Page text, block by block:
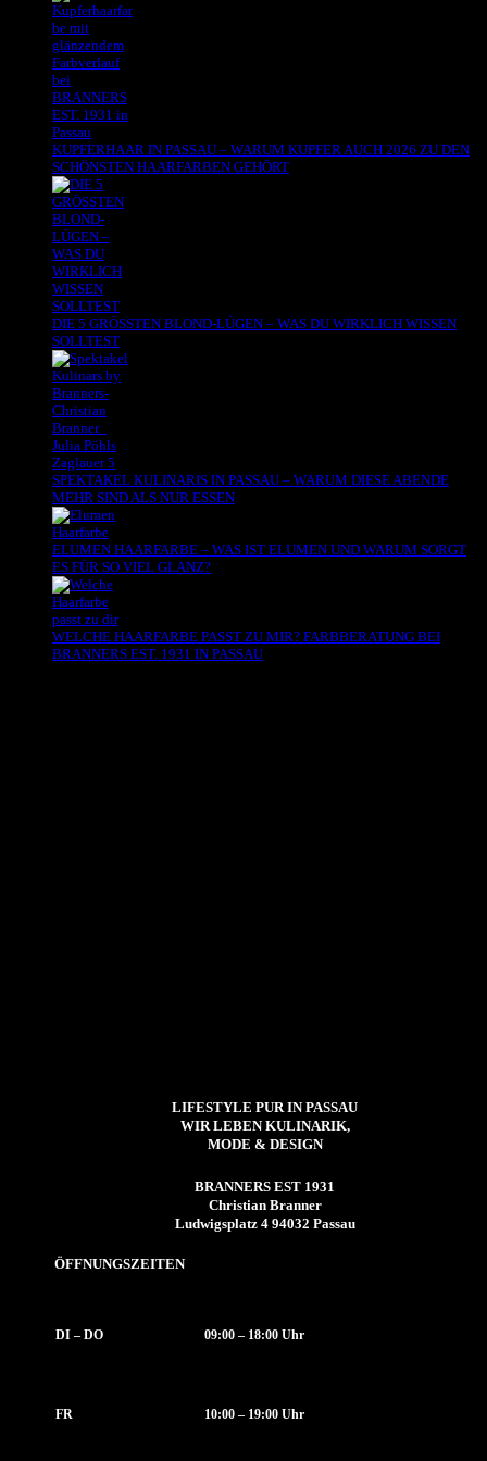
KUPFERHAAR IN PASSAU – WARUM KUPFER AUCH 2026 ZU DEN
SCHÖNSTEN HAARFARBEN GEHÖRT
DIE 5 GRÖSSTEN BLOND-LÜGEN – WAS DU WIRKLICH WISSEN
SOLLTEST
SPEKTAKEL KULINARIS IN PASSAU – WARUM DIESE ABENDE
MEHR SIND ALS NUR ESSEN
ELUMEN HAARFARBE – WAS IST ELUMEN UND WARUM SORGT
ES FÜR SO VIEL GLANZ?
WELCHE HAARFARBE PASST ZU MIR? FARBBERATUNG BEI
BRANNERS EST. 1931 IN PASSAU
LIFESTYLE PUR IN PASSAU
WIR LEBEN KULINARIK,
MODE & DESIGN
BRANNERS EST 1931
Christian Branner
Ludwigsplatz 4 94032 Passau
ÖFFNUNGSZEITEN
DI – DO 09:00 – 18:00 Uhr
FR 10:00 – 19:00 Uhr